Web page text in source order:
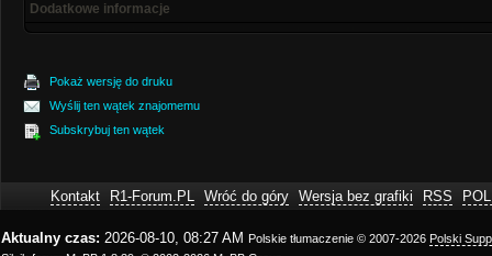
Dodatkowe informacje
Pokaż wersję do druku
Wyślij ten wątek znajomemu
Subskrybuj ten wątek
Kontakt R1-Forum.PL Wróć do góry Wersja bez grafiki RSS
Aktualny czas: 2026-08-10, 08:27 AM Polskie tłumaczenie © 2007-2026 Polski